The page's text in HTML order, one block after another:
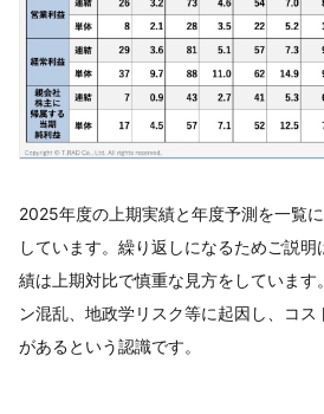
2025年度の上期実績と年度予測を一覧
しています。繰り返しになるためご説
績は上期対比で慎重な見方をしています
ン混乱、地政学リスク等に起因し、コ
があるという認識です。